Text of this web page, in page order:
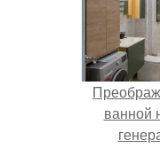
ванной